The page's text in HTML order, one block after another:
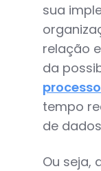
sua
relação
da
tempo
de
Ou seja,